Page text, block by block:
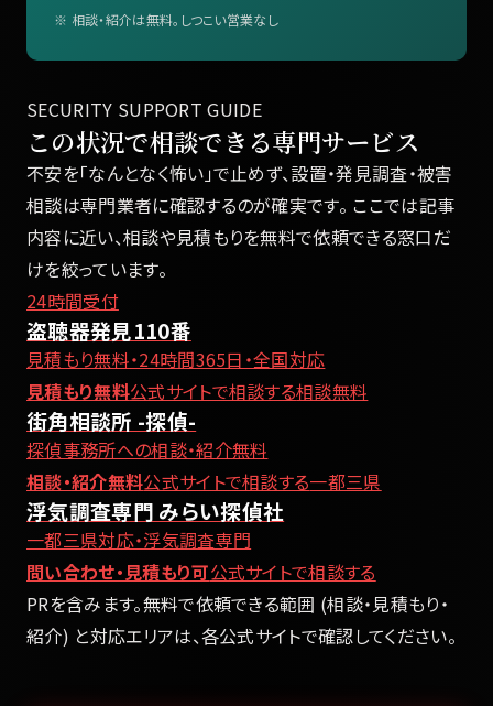
※ 相談・紹介は無料。しつこい営業なし
SECURITY SUPPORT GUIDE
この状況で相談できる専門サービス
不安を「なんとなく怖い」で止めず、設置・発見調査・被害
相談は専門業者に確認するのが確実です。 ここでは記事
内容に近い、相談や見積もりを無料で依頼できる窓口だ
けを絞っています。
24時間受付
盗聴器発見110番
見積もり無料・24時間365日・全国対応
見積もり無料公式サイトで相談する相談無料
街角相談所 -探偵-
探偵事務所への相談・紹介無料
相談・紹介無料公式サイトで相談する一都三県
浮気調査専門 みらい探偵社
一都三県対応・浮気調査専門
問い合わせ・見積もり可公式サイトで相談する
PRを含みます。無料で依頼できる範囲 (相談・見積もり・
紹介) と対応エリアは、各公式サイトで確認してください。